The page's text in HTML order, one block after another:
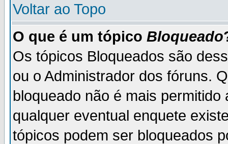
Voltar ao Topo
O que é um tópico Bloqueado
Os tópicos Bloqueados são
ou o Administrador dos fóruns.
bloqueado não é mais
qualquer eventual enquete
tópicos podem ser bloqueados